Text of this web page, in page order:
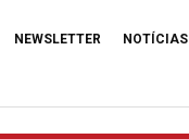
NEWSLETTER NOTÍCIAS